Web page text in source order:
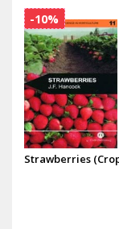
Strawberries
-10%